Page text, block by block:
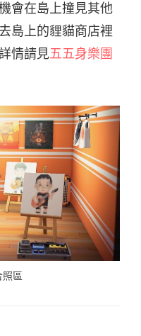
會在島上撞見其他
島上的貍貓商店裡
情請見五五身樂團
照區